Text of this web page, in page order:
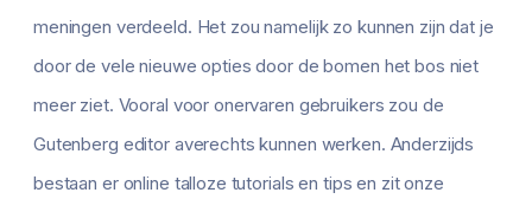
meningen verdeeld. Het zou namelijk zo kunnen zijn dat je
door de vele nieuwe opties door de bomen het bos niet
meer ziet. Vooral voor onervaren gebruikers zou de
Gutenberg editor averechts kunnen werken. Anderzijds
bestaan er online talloze tutorials en tips en zit onze